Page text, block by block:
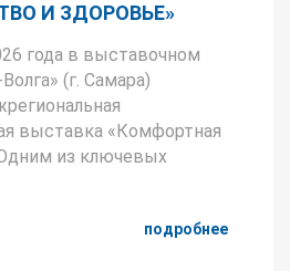
И ЗДОРОВЬЕ»
года в выставочном
(г. Самара)
выставка «Комфортная
из ключевых
подробнее